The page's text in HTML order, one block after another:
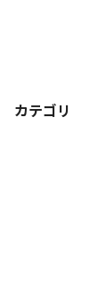
カテゴリ